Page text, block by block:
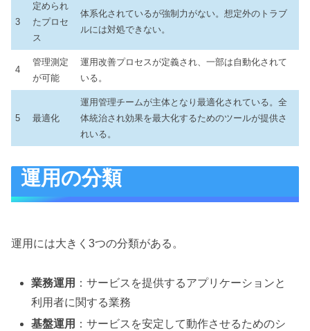
3
定められ
たプロセ
ス
体系化されているが強制力がない。想定外のトラブ
ルには対処できない。
4
管理測定
が可能
運用改善プロセスが定義され、一部は自動化されて
いる。
5 最適化
運用管理チームが主体となり最適化されている。全
体統治され効果を最大化するためのツールが提供さ
れいる。
運用の分類
運用には大きく3つの分類がある。
業務運用 ：サービスを提供するアプリケーションと
利用者に関する業務
基盤運用 ：サービスを安定して動作させるためのシ